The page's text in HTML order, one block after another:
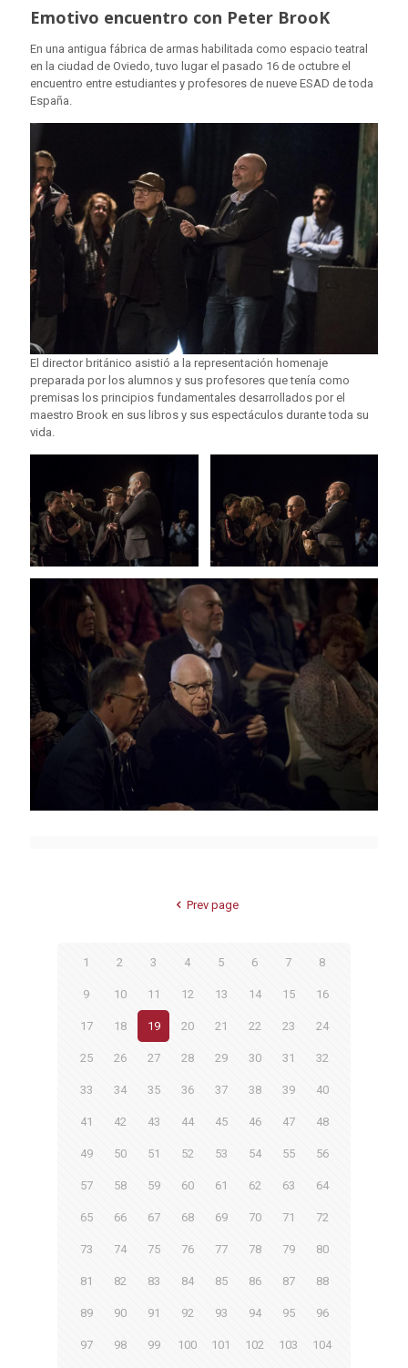
Emotivo encuentro con Peter BrooK
En una antigua fábrica de armas habilitada como espacio teatral
en la ciudad de Oviedo, tuvo lugar el pasado 16 de octubre el
encuentro entre estudiantes y profesores de nueve ESAD de toda
España.
El director británico asistió a la representación homenaje
preparada por los alumnos y sus profesores que tenía como
premisas los principios fundamentales desarrollados por el
maestro Brook en sus libros y sus espectáculos durante toda su
vida.
Prev page
1 2 3 4 5 6 7 8
9 10 11 12 13 14 15 16
17 18 19 20 21 22 23 24
25 26 27 28 29 30 31 32
33 34 35 36 37 38 39 40
41 42 43 44 45 46 47 48
49 50 51 52 53 54 55 56
57 58 59 60 61 62 63 64
65 66 67 68 69 70 71 72
73 74 75 76 77 78 79 80
81 82 83 84 85 86 87 88
89 90 91 92 93 94 95 96
97 98 99 100 101 102 103 104